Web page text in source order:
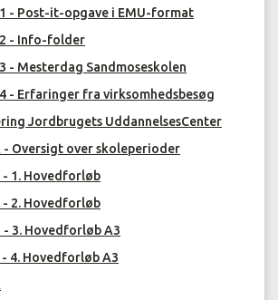
- Post-it-opgave i EMU-format
- Info-folder
- Mesterdag Sandmoseskolen
- Erfaringer fra virksomhedsbesøg
Jordbrugets UddannelsesCenter
- Oversigt over skoleperioder
- 1. Hovedforløb
- 2. Hovedforløb
- 3. Hovedforløb A3
- 4. Hovedforløb A3